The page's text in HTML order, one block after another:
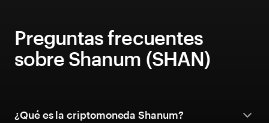
Preguntas frecuentes
sobre Shanum (SHAN)
¿Qué es la criptomoneda Shanum?